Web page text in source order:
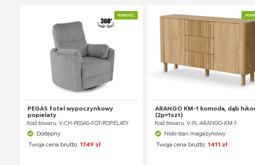
NOWOŚĆ
PEGAS fotel wypoczynkowy
popielaty
Kod towaru: V-CH-PEGAS-FOT-POPIELATY
Dostępny
Twoja cena brutto:1749 zł
ARANGO KM-1 komoda, dąb
(2p=1szt)
Kod towaru: V-PL-ARANGO-KM-1
Niski stan magazynowy
Twoja cena brutto:1411 zł